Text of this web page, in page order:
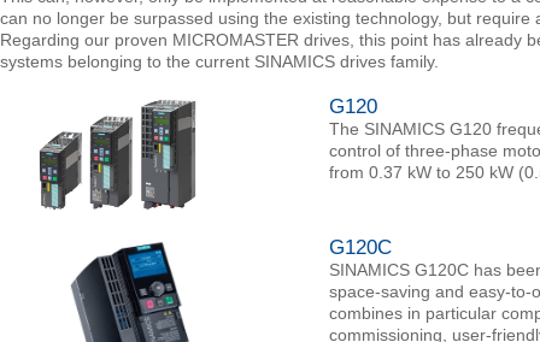
can no longer be surpassed using the existing technology, but require
Regarding our proven MICROMASTER drives, this point has already
systems belonging to the current SINAMICS drives family.
G120
The SINAMICS G120
control of three-phase
from 0.37 kW to 250 kW
G120C
SINAMICS G120C has
space-saving and easy-to-
combines in particular
commissioning, user-